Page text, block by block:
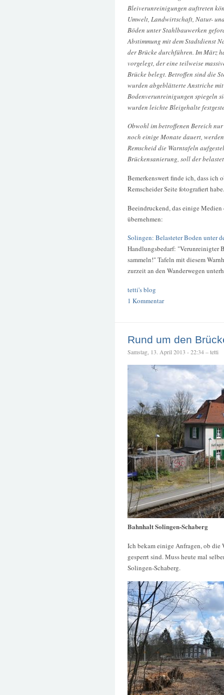
Bleiverunreinigungen auftreten
Umwelt, Landwirtschaft, Natur-
Böden unter Stahlbauwerken
Abstimmung mit dem Stadtdienst
der Brücke durchführen. Im März
vorgelegt, der eine teilweise
Brücke belegt. Betroffen sind die
wurden abgeblätterte Anstriche
Bodenverunreinigungen spiegeln
wurden leichte Bleigehalte
Obwohl im betroffenen Bereich
noch einige Monate dauert,
Remscheid die Warntafeln
Brückensanierung, soll der
Bemerkenswert finde ich, dass ich
Remscheider Seite fotografiert
Beeindruckend, das einige
übernehmen:
Solingen: Belasteter Boden unter
Handlungsbedarf: "Verunreinigter
sammeln!" Tafeln mit diesem
zurzeit an den Wanderwegen
tetti's blog
1 Kommentar
Rund um den
Samstag, 13. April 2013 - 22:34 – tetti
Bahnhalt Solingen-Schaberg
Ich bekam einige Anfragen, ob die
gesperrt sind. Muss heute mal
Solingen-Schaberg.